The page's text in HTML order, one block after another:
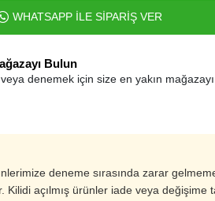
WHATSAPP İLE SİPARİŞ VER
Bulun
denemek için size en yakın mağazayı
deneme sırasında zarar
Kilidi açılmış ürünler iade veya değişime